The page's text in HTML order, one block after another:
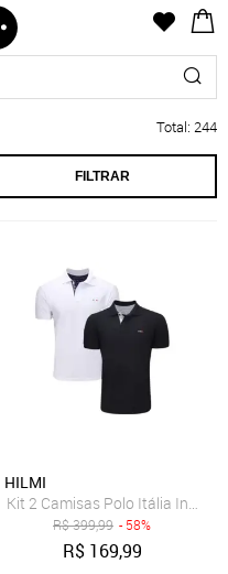
Total: 244
FILTRAR
Algodão Itália Masculina
HILMI
Kit 2 Camisas Polo Itália
R$399,99 - 58%
R$ 169,99